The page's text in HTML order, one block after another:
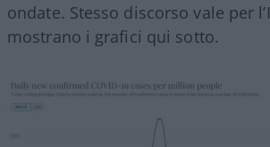
ondate. Stesso discorso vale per
mostrano i grafici qui sotto.